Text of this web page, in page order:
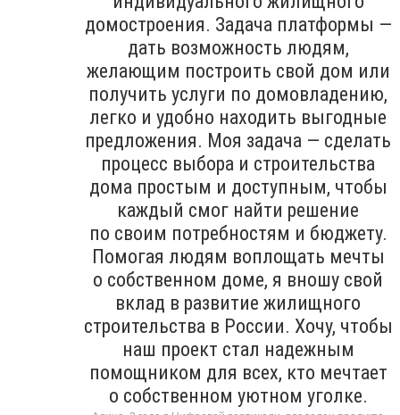
домостроения. Задача платформы —
дать возможность людям,
желающим построить свой дом или
получить услуги по домовладению,
легко и удобно находить выгодные
предложения. Моя задача — сделать
процесс выбора и строительства
дома простым и доступным, чтобы
каждый смог найти решение
по своим потребностям и бюджету.
Помогая людям воплощать мечты
о собственном доме, я вношу свой
вклад в развитие жилищного
строительства в России. Хочу, чтобы
наш проект стал надежным
помощником для всех, кто мечтает
о собственном уютном уголке.